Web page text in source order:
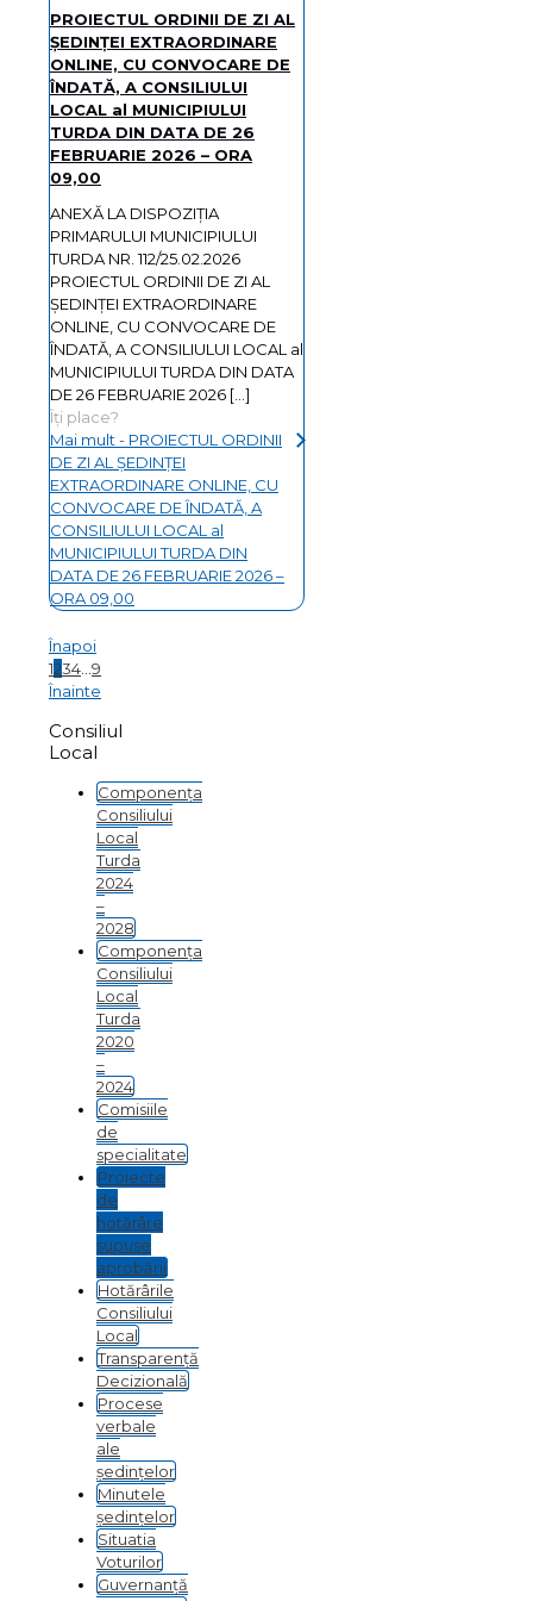
PROIECTUL ORDINII DE ZI AL
ŞEDINŢEI EXTRAORDINARE
ONLINE, CU CONVOCARE DE
ÎNDATĂ, A CONSILIULUI
LOCAL al MUNICIPIULUI
TURDA DIN DATA DE 26
FEBRUARIE 2026 – ORA
09,00
ANEXĂ LA DISPOZIȚIA
PRIMARULUI MUNICIPIULUI
TURDA NR. 112/25.02.2026
PROIECTUL ORDINII DE ZI AL
ŞEDINŢEI EXTRAORDINARE
ONLINE, CU CONVOCARE DE
ÎNDATĂ, A CONSILIULUI LOCAL al
MUNICIPIULUI TURDA DIN DATA
DE 26 FEBRUARIE 2026 […]
Îți place?
Mai mult - PROIECTUL ORDINII
DE ZI AL ŞEDINŢEI
EXTRAORDINARE ONLINE, CU
CONVOCARE DE ÎNDATĂ, A
CONSILIULUI LOCAL al
MUNICIPIULUI TURDA DIN
DATA DE 26 FEBRUARIE 2026 –
ORA 09,00
Înapoi
1234 9
Înainte
Consiliul
Local
Componența
Consiliului
Local
Turda
2024
–
2028
Componența
Consiliului
Local
Turda
2020
–
2024
Comisiile
de
specialitate
Proiecte
de
hotărâre
supuse
aprobării
Hotărârile
Consiliului
Local
Transparență
Decizională
Procese
verbale
ale
ședințelor
Minutele
ședințelor
Situatia
Voturilor
Guvernanță